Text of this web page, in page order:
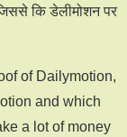
कि डेलीमोशन पर
of Dailymotion,
and which
a lot of money